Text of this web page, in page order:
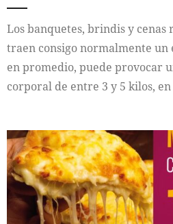
Los banquetes, brindis y
traen consigo normalmente un
en promedio, puede provocar
corporal de entre 3 y 5 kilos,